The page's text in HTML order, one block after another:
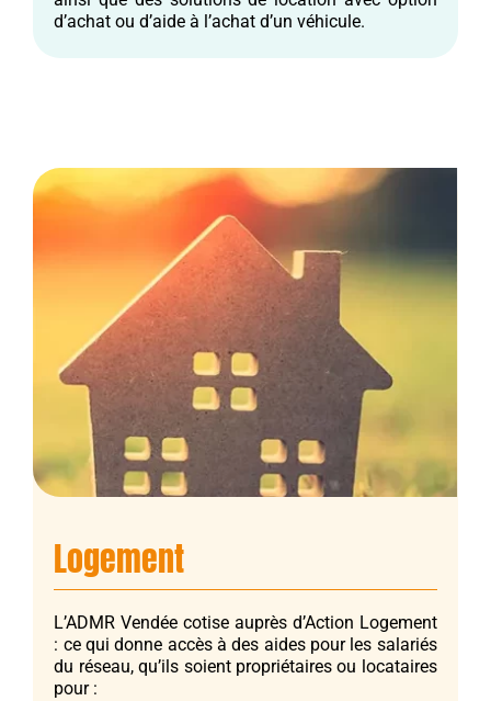
d’achat ou d’aide à l’achat d’un véhicule.
Logement
L’ADMR Vendée cotise auprès d’Action Logement
: ce qui donne accès à des aides pour les salariés
du réseau, qu’ils soient propriétaires ou locataires
pour :